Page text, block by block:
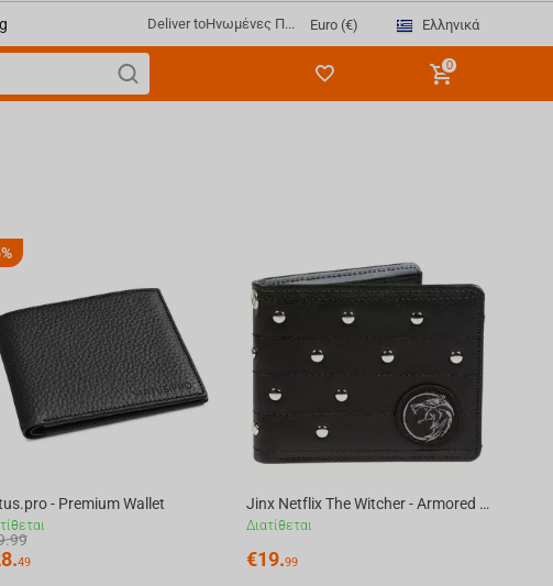
Deliver toΗνωμένες Π... Euro (€) Ελληνικά
0
- Premium Wallet
49
Jinx Netflix The Witcher - Armored Up Bi-Fold Wallet
Διατίθεται
€19.99